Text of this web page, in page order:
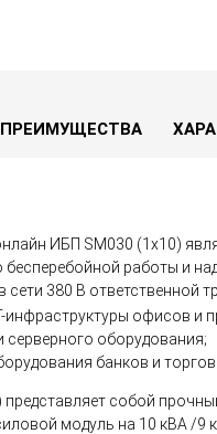
ПРЕИМУЩЕСТВА
ИБП SM030 (1x10)
бесперебойной работы и
сети 380 В ответственной
инфраструктуры офисов и
серверного оборудования;
банков и
представляет собой
модуль на 10 кВА /9